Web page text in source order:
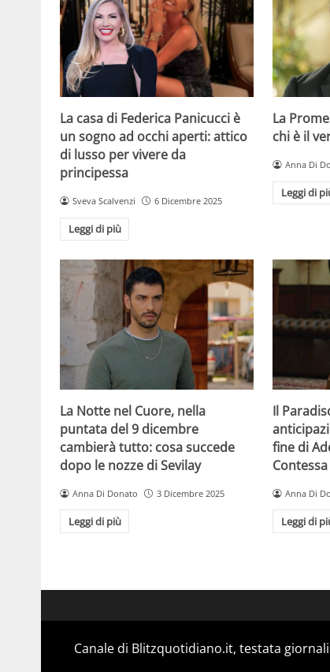
La casa di Federica Panicucci è
un sogno ad occhi aperti: attico
di lusso per vivere da
principessa
Sveva Scalvenzi 6 Dicembre 2025
Leggi di più
La
chi è il
Anna Di
Leggi di
La Notte nel Cuore, nella
puntata del 9 dicembre
cambierà tutto: cosa succede
dopo le nozze di Sevilay
Anna Di Donato 3 Dicembre 2025
Leggi di più
Il
fine di
Contessa
Anna Di
Leggi di
Canale di Blitzquotidiano.it, testata